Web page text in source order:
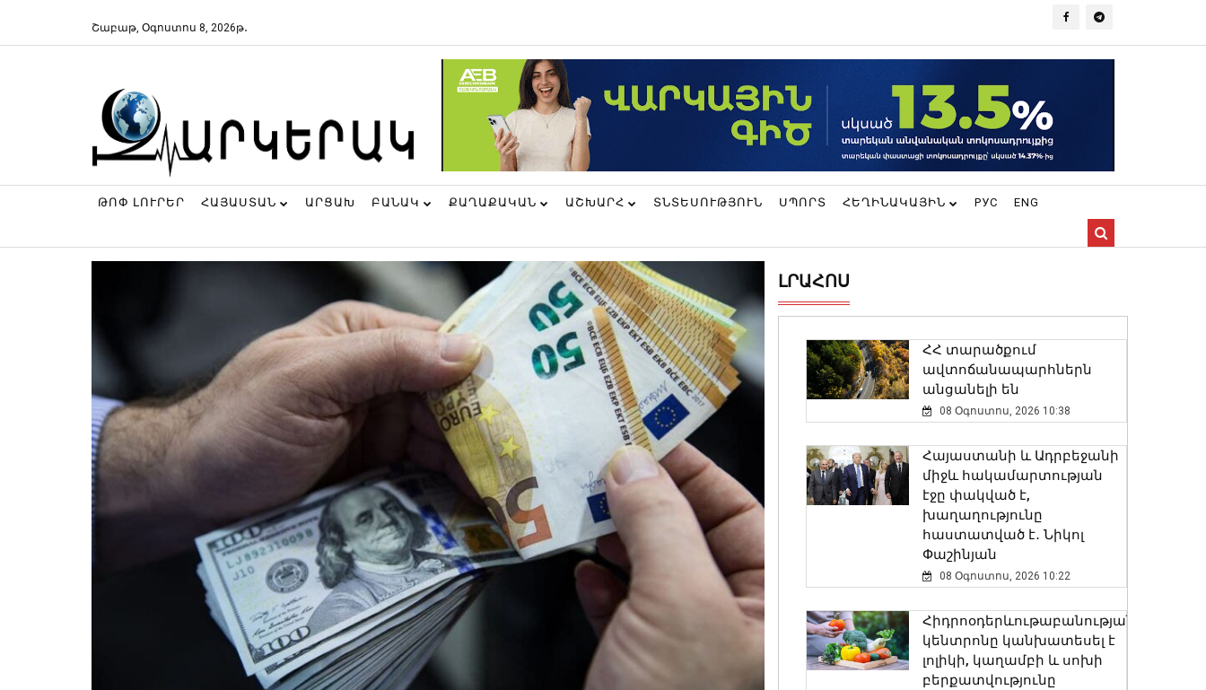
Շաբաթ, Օգոստոս 8, 2026թ․
ԹՈՓ ԼՈՒՐԵՐ ՀԱՅԱՍՏԱՆ ԱՐՑԱԽ ԲԱՆԱԿ ՔԱՂԱՔԱԿԱՆ ԱՇԽԱՐՀ ՏՆՏԵՍՈՒԹՅՈՒՆ ՍՊՈՐՏ ՀԵՂԻՆԱԿԱՅԻՆ РУС ENG
ԼՐԱՀՈՍ
ՀՀ տարածքում
ավտոճանապարհներն
անցանելի են
08 Օգոստոս, 2026 10:38
Հայաստանի և Ադրբեջանի
միջև հակամարտության
էջը փակված է,
խաղաղությունը
հաստատված է․ Նիկոլ
Փաշինյան
08 Օգոստոս, 2026 10:22
Հիդրոօդերևութաբանության
կենտրոնը կանխատեսել է
լոլիկի, կաղամբի և սոխի
բերքատվությունը